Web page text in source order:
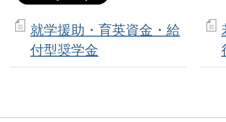
就学援助・育英資金・給
付型奨学金